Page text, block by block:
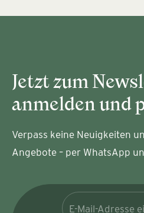
Jetzt zum
anmelden und
Verpass keine Neuigkeiten
Angebote – per WhatsApp